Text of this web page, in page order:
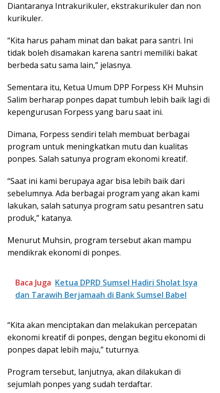
Diantaranya Intrakurikuler, ekstrakurikuler dan non
kurikuler.
“Kita harus paham minat dan bakat para santri. Ini
tidak boleh disamakan karena santri memiliki bakat
berbeda satu sama lain,” jelasnya.
Sementara itu, Ketua Umum DPP Forpess KH Muhsin
Salim berharap ponpes dapat tumbuh lebih baik lagi di
kepengurusan Forpess yang baru saat ini.
Dimana, Forpess sendiri telah membuat berbagai
program untuk meningkatkan mutu dan kualitas
ponpes. Salah satunya program ekonomi kreatif.
“Saat ini kami berupaya agar bisa lebih baik dari
sebelumnya. Ada berbagai program yang akan kami
lakukan, salah satunya program satu pesantren satu
produk,” katanya.
Menurut Muhsin, program tersebut akan mampu
mendikrak ekonomi di ponpes.
Baca Juga Ketua DPRD Sumsel Hadiri Sholat Isya
dan Tarawih Berjamaah di Bank Sumsel Babel
“Kita akan menciptakan dan melakukan percepatan
ekonomi kreatif di ponpes, dengan begitu ekonomi di
ponpes dapat lebih maju,” tuturnya.
Program tersebut, lanjutnya, akan dilakukan di
sejumlah ponpes yang sudah terdaftar.